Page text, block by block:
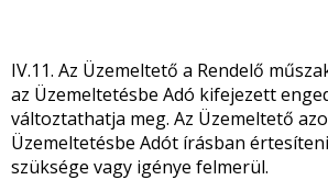
IV.11. Az Üzemeltető a Rendelő
az Üzemeltetésbe Adó kifejezett
változtathatja meg. Az Üzemeltető
Üzemeltetésbe Adót írásban
szüksége vagy igénye felmerül.